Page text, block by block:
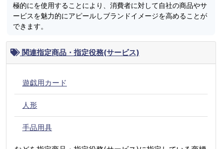
極的にを使用することにより、消費者に対して自社の商品やサ
ービスを魅力的にアピールしブランドイメージを高めることが
できます。
関連指定商品・指定役務(サービス)
遊戯用カード
人形
手品用具